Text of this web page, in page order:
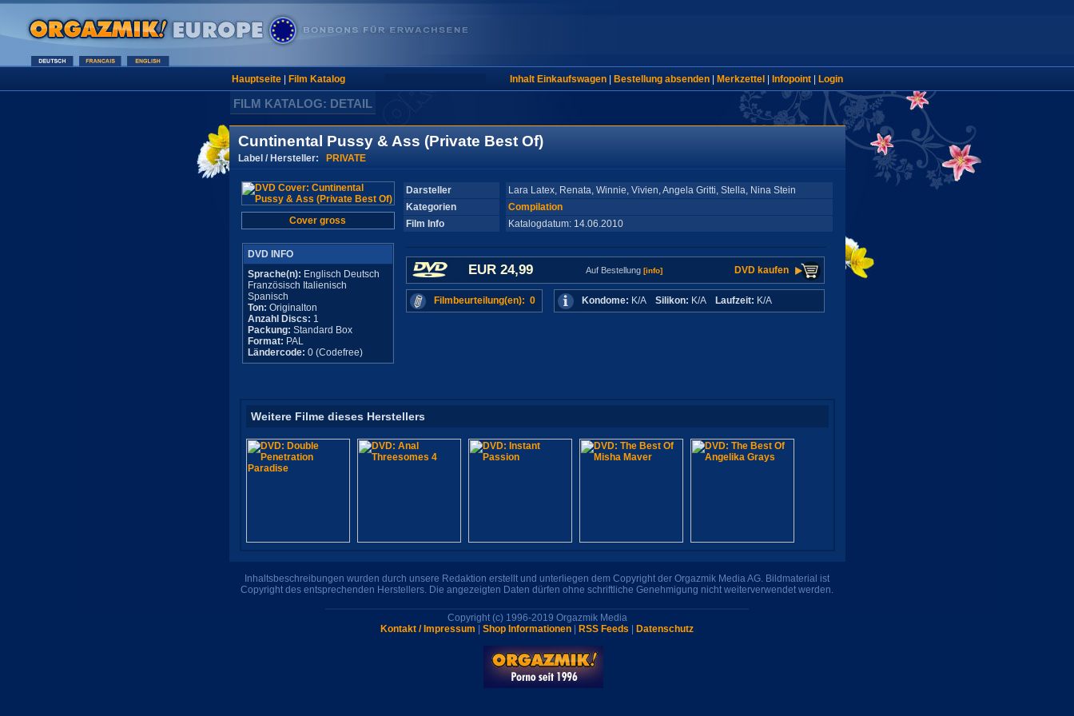
Hauptseite| Film Katalog Inhalt Einkaufswagen| Bestellung absenden| Merkzettel Infopoint| Login
FILM KATALOG: DETAIL
Cuntinental Pussy & Ass (Private Best Of)
Label / Hersteller: PRIVATE
Cover gross
DVD INFO
Sprache(n): Englisch Deutsch
Französisch Italienisch
Spanisch
Ton: Originalton
Anzahl Discs: 1
Packung: Standard Box
Format: PAL
Ländercode: 0 (Codefree)
Darsteller
Lara Latex, Renata, Winnie, Vivien, Angela Gritti, Stella, Nina Stein
Kategorien
Compilation
Film Info
Katalogdatum: 14.06.2010
EUR 24,99 Auf Bestellung [info] DVD kaufen
Filmbeurteilung(en): 0 Kondome: K/A Silikon: K/A Laufzeit: K/A
Weitere Filme dieses Herstellers
Inhaltsbeschreibungen wurden durch unsere Redaktion erstellt und unterliegen dem Copyright der Orgazmik Media AG. Bildmaterial ist
Copyright des entsprechenden Herstellers. Die angezeigten Daten dürfen ohne schriftliche Genehmigung nicht weiterverwendet werden.
Copyright (c) 1996-2019 Orgazmik Media
Kontakt / Impressum
Shop Informationen RSS Feeds Datenschutz